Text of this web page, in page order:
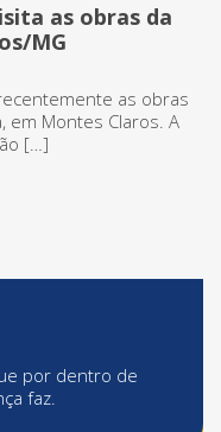
as obras da
MG
as obras
em Montes Claros. A
[…]
por dentro de
faz.